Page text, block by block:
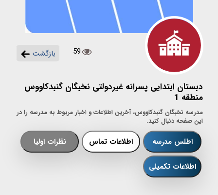
بازگشت 59
دبستان ابتدایی پسرانه غیردولتی نخبگان گنبدکاووس
منطقه 1
مدرسه نخبگان گنبدکاووس، آخرین اطلاعات و اخبار مربوط به مدرسه را در
این صفحه دنبال کنید.
اطلس مدرسه اطلاعات تماس نظرات اولیا
اطلاعات تکمیلی